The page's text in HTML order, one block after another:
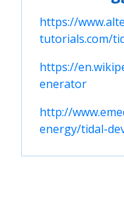
https://
tutorials.com/
https://
enerator
http://
energy/tidal-